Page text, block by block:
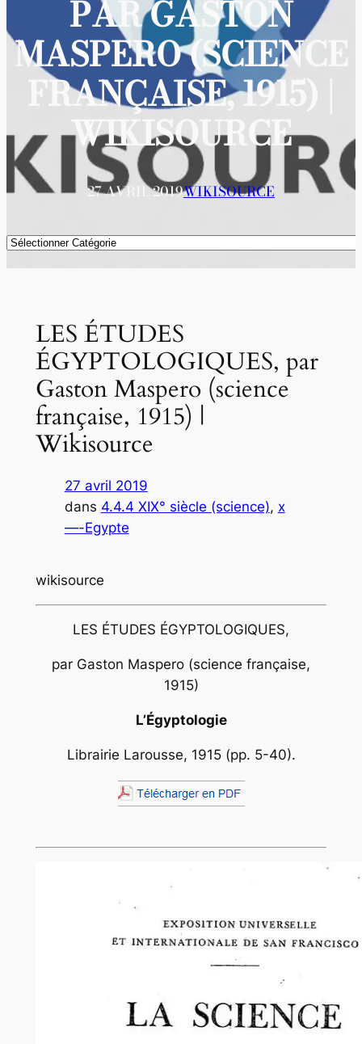
PAR GASTON
MASPERO (SCIENCE
FRANÇAISE, 1915) |
WIKISOURCE
27 AVRIL 2019WIKISOURCE
Catégories
LES ÉTUDES
ÉGYPTOLOGIQUES, par
Gaston Maspero (science
française, 1915) |
Wikisource
27 avril 2019
dans 4.4.4 XIX° siècle (science), x
—-Egypte
wikisource
LES ÉTUDES ÉGYPTOLOGIQUES,
par Gaston Maspero (science française,
1915)
L’Égyptologie
Librairie Larousse, 1915 (pp. 5-40).